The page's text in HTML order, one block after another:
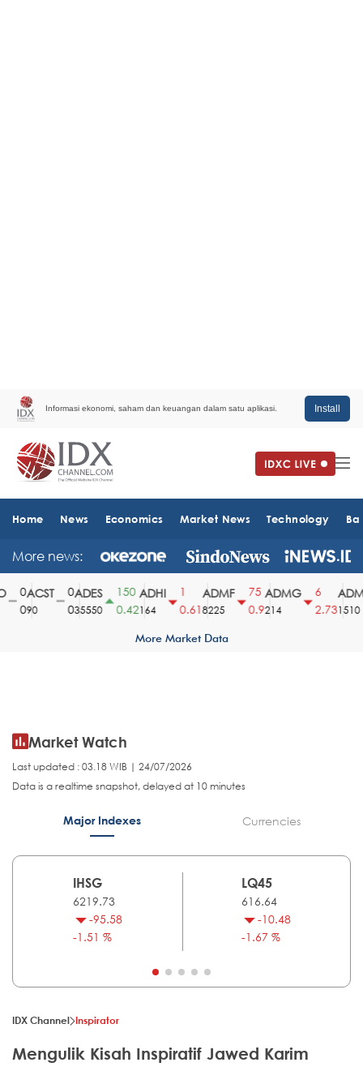
Informasi ekonomi, saham dan keuangan dalam satu aplikasi. Install
Home News Economics Market News Technology
More news:
ACST
90
ADES
35550
150
0.42
ADHI
164
0.61
ADMF
8225
75
0.9
ADMG
214
2.73
ADMR
1510
More Market Data
Market Watch
Last updated : 03.18 WIB | 24/07/2026
Data is a realtime snapshot, delayed at 10 minutes
Major Indexes Currencies
IHSG
6219.73
-95.58
-1.51 %
LQ45
616.64
-10.48
-1.67 %
IDX Channel Inspirator
Mengulik Kisah Inspiratif Jawed Karim